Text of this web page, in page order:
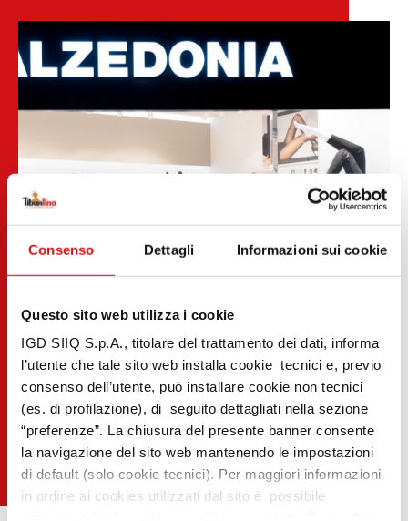
Consenso Dettagli Informazioni sui cookie
Questo sito web utilizza i cookie
IGD SIIQ S.p.A., titolare del trattamento dei dati, informa
l’utente che tale sito web installa cookie tecnici e, previo
consenso dell’utente, può installare cookie non tecnici
(es. di profilazione), di seguito dettagliati nella sezione
“preferenze”. La chiusura del presente banner consente
la navigazione del sito web mantenendo le impostazioni
di default (solo cookie tecnici). Per maggiori informazioni
in ordine ai cookies utilizzati dal sito è possibile